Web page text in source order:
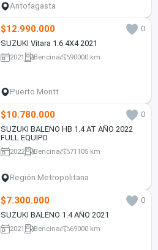
Antofagasta
$12.990.000
0
SUZUKI Vitara 1.6 4X4 2021
2021 Bencina 90000 km
Puerto Montt
$10.780.000
0
SUZUKI BALENO HB 1.4 AT AÑO 2022
FULL EQUIPO
2022 Bencina 71105 km
Región Metropolitana
$7.300.000
0
SUZUKI BALENO 1.4 AÑO 2021
2021 Bencina 69000 km